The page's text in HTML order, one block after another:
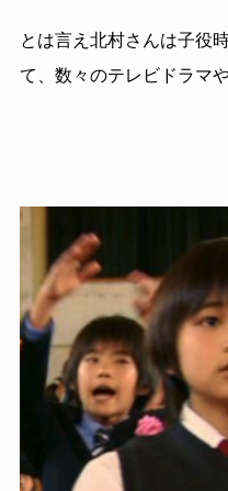
とは言え北村さんは子役
て、数々のテレビドラマ